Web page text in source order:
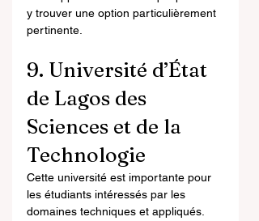
y trouver une option particulièrement
pertinente.
9. Université d’État
de Lagos des
Sciences et de la
Technologie
Cette université est importante pour
les étudiants intéressés par les
domaines techniques et appliqués.